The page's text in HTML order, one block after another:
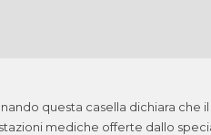
questa casella dichiara che
mediche offerte dallo